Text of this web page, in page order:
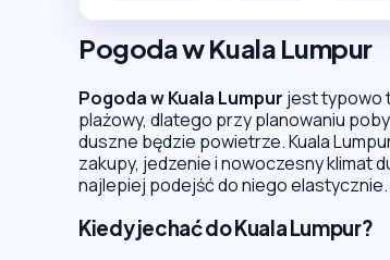
Pogoda w Kuala Lumpur
Pogoda w Kuala Lumpur jest typowo
plażowy, dlatego przy planowaniu
duszne będzie powietrze. Kuala
zakupy, jedzenie i nowoczesny klimat
najlepiej podejść do niego elastycznie.
Kiedy jechać do Kuala Lumpur?